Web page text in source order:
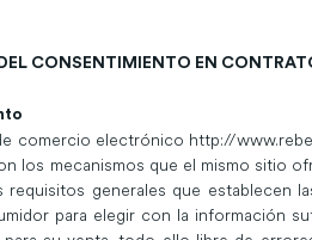
CONSENTIMIENTO EN
comercio electrónico http://
los mecanismos que el mismo sitio
generales que establecen
para elegir con la información